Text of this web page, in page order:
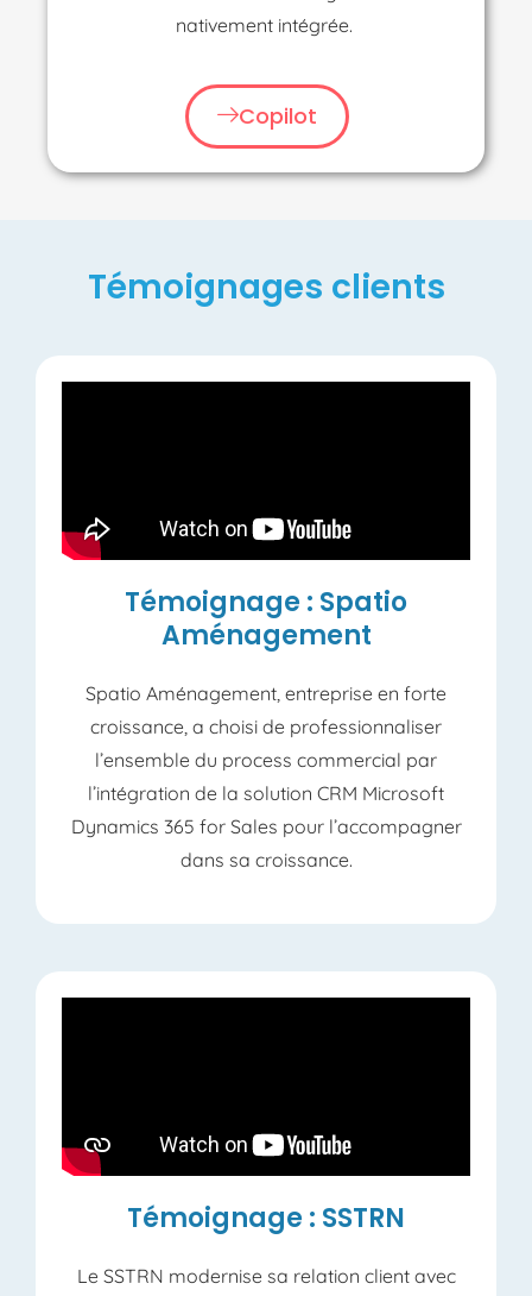
nativement intégrée.
Copilot
Témoignages clients
Témoignage : Spatio
Aménagement
Spatio Aménagement, entreprise en forte
croissance, a choisi de professionnaliser
l’ensemble du process commercial par
l’intégration de la solution CRM Microsoft
Dynamics 365 for Sales pour l’accompagner
dans sa croissance.
Témoignage : SSTRN
Le SSTRN modernise sa relation client avec